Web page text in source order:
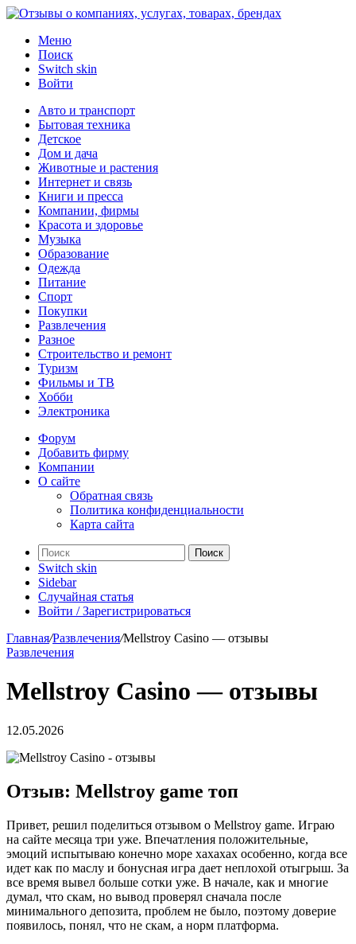
Меню
Поиск
Switch skin
Войти
Авто и транспорт
Бытовая техника
Детское
Дом и дача
Животные и растения
Интернет и связь
Книги и пресса
Компании, фирмы
Красота и здоровье
Музыка
Образование
Одежда
Питание
Спорт
Покупки
Развлечения
Разное
Строительство и ремонт
Туризм
Фильмы и ТВ
Хобби
Электроника
Форум
Добавить фирму
Компании
О сайте
Обратная связь
Политика конфиденциальности
Карта сайта
Поиск
Switch skin
Sidebar
Случайная статья
Войти / Зарегистрироваться
Главная/Развлечения/Mellstroy Casino — отзывы
Развлечения
Mellstroy Casino — отзывы
12.05.2026
Отзыв: Mellstroy game топ
Привет, решил поделиться отзывом о Mellstroy game. Играю
на сайте месяца три уже. Впечатления положительные,
эмоций испытываю конечно море хахахах особенно, когда все
идет как по маслу и бонусная игра дает неплохой отыгрыш. За
все время вывел больше сотки уже. В начале, как и многие
думал, что скам, но вывод проверял сначала после
минимального депозита, проблем не было, поэтому доверие
появилось, понял, что не скам, а норм платформа.